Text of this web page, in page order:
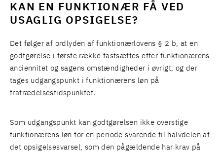
KAN EN FUNKTIONÆR FÅ VED
USAGLIG OPSIGELSE?
Det følger af ordlyden af funktionærlovens § 2 b, at en
godtgørelse i første række fastsættes efter funktionærens
anciennitet og sagens omstændigheder i øvrigt, og der
tages udgangspunkt i funktionærens løn på
fratrædelsestidspunktet.
Som udgangspunkt kan godtgørelsen ikke overstige
funktionærens løn for en periode svarende til halvdelen af
det opsigelsesvarsel, som den pågældende har krav på